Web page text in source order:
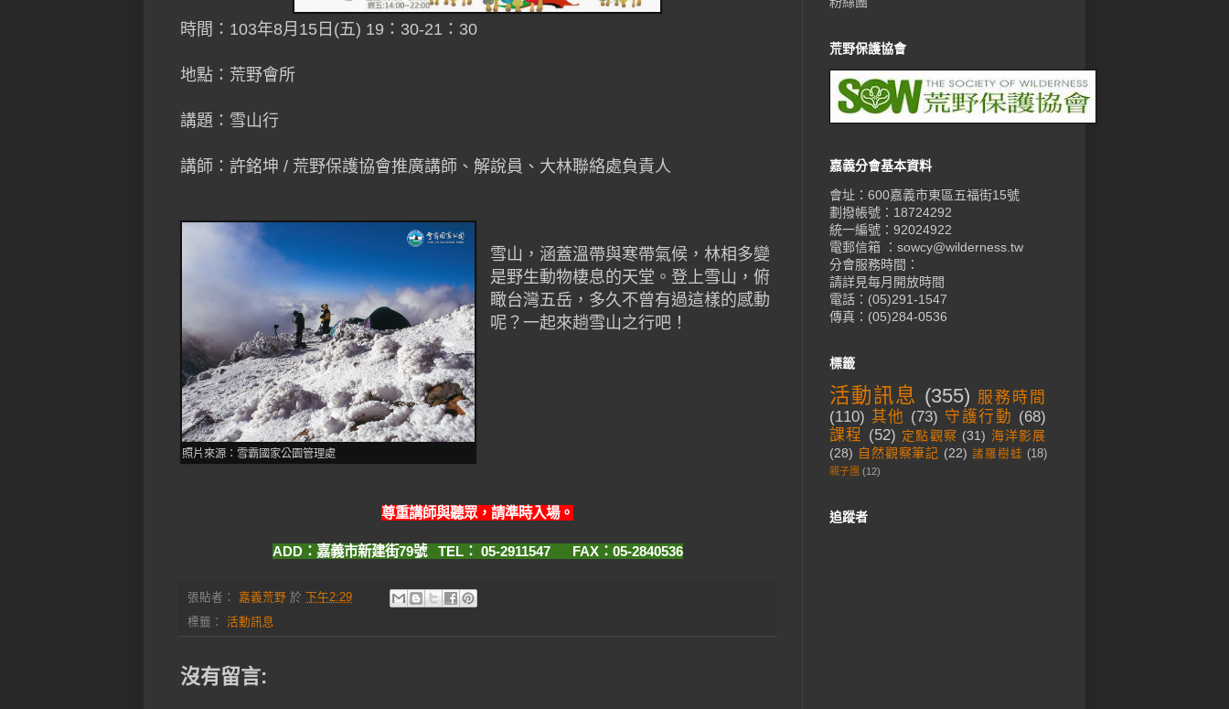
時間：103年8月15日(五) 19：30-21：30
地點：荒野會所
講題：雪山行
講師：許銘坤 / 荒野保護協會推廣講師、解說員、大林聯絡處負責人
照片來源：雪霸國家公園管理處
雪山，涵蓋溫帶與寒帶氣候，林相多變
是野生動物棲息的天堂。登上雪山，俯
瞰台灣五岳，多久不曾有過這樣的感動
呢？一起來趟雪山之行吧！
尊重講師與聽眾，請準時入場。
ADD：嘉義市新建街79號 TEL： 05-2911547 FAX：05-2840536
張貼者： 嘉義荒野 於
下午2:29
標籤： 活動訊息
沒有留言:
荒野保護協會
嘉義分會基本資料
會址：600嘉義市東區五福街15號
劃撥帳號：18724292
統一編號：92024922
電郵信箱 ：sowcy@wilderness.tw
分會服務時間：
請詳見每月開放時間
電話：(05)291-1547
傳真：(05)284-0536
標籤
活動訊息 (355) 服務時間
(110) 其他 (73) 守護行動 (68)
課程 (52) 定點觀察 (31) 海洋影展
(28) 自然觀察筆記 (22) 諸羅樹蛙 (18)
親子團 (12)
追蹤者